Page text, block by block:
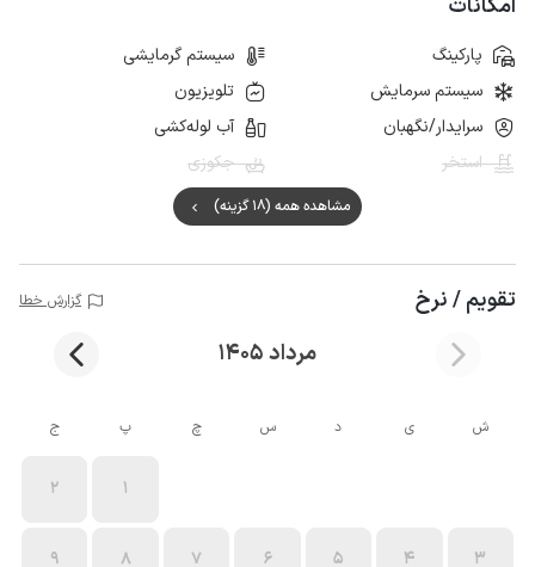
امکانات
پارکینگ
سیستم گرمایشی
سیستم سرمایش
تلویزیون
سرایدار/نگهبان
آب لوله‌کشی
استخر
جکوزی
مشاهده همه (18 گزینه)
تقویم / نرخ گزارش خطا
مرداد 1405
ش ی د س چ پ ج
1
2
3
4
5
6
7
8
9